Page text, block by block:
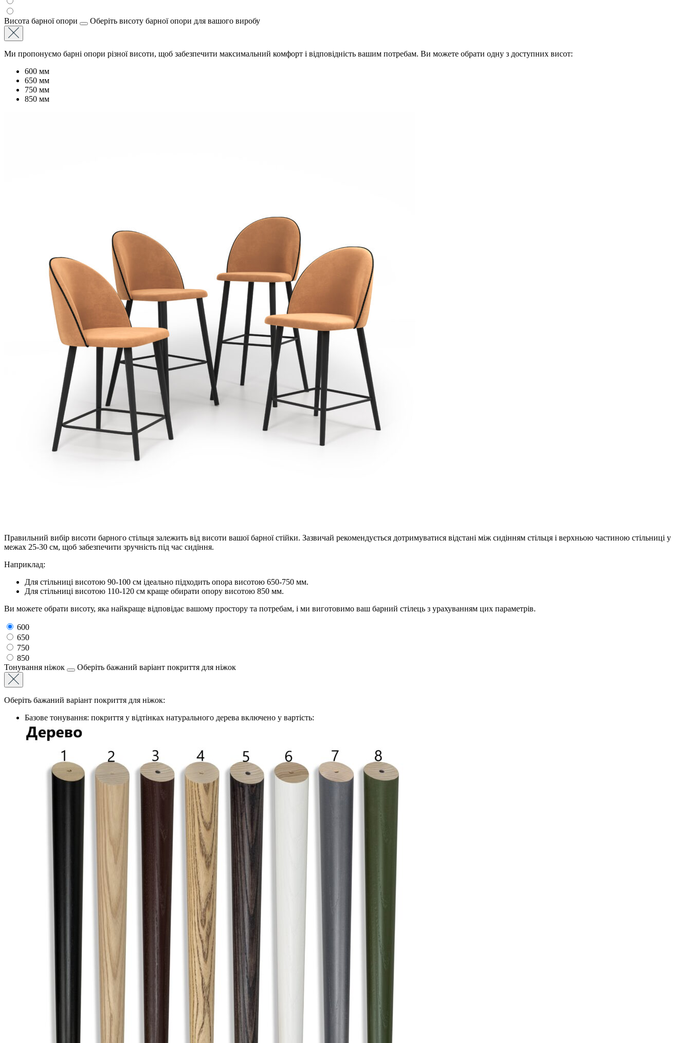
Висота барної опори Оберіть висоту барної опори для вашого виробу
Ми пропонуємо барні опори різної висоти, щоб забезпечити максимальний комфорт і відповідність вашим потребам. Ви можете обрати одну з доступних висот:
600 мм
650 мм
750 мм
850 мм
Правильний вибір висоти барного стільця залежить від висоти вашої барної стійки. Зазвичай рекомендується дотримуватися відстані між сидінням стільця і верхньою частиною стільниці у
межах 25-30 см, щоб забезпечити зручність під час сидіння.
Наприклад:
Для стільниці висотою 90-100 см ідеально підходить опора висотою 650-750 мм.
Для стільниці висотою 110-120 см краще обирати опору висотою 850 мм.
Ви можете обрати висоту, яка найкраще відповідає вашому простору та потребам, і ми виготовимо ваш барний стілець з урахуванням цих параметрів.
600
650
750
850
Тонування ніжок
Оберіть бажаний варіант покриття для ніжок
Оберіть бажаний варіант покриття для ніжок:
Базове тонування: покриття у відтінках натурального дерева включено у вартість: